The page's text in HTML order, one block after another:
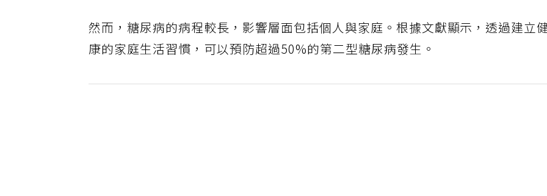
然而，糖尿病的病程較長，影響層面包括個人與家庭。根據文獻顯示，透過建立
康的家庭生活習慣，可以預防超過50%的第二型糖尿病發生。